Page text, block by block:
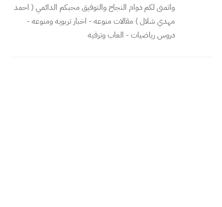
واتمنى لكم دوام النجاح والتوفيق محبكم الدائمي ( احمد
مهدي شلال ) مقالات منوعه - اخبار تربويه ومنوعه -
دروس رياضيات - العاب وترفيه